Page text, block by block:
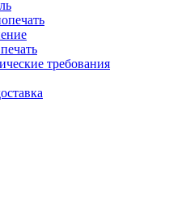
требования